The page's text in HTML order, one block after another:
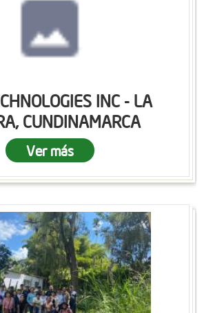
INC - LA
CUNDINAMARCA
Ver más